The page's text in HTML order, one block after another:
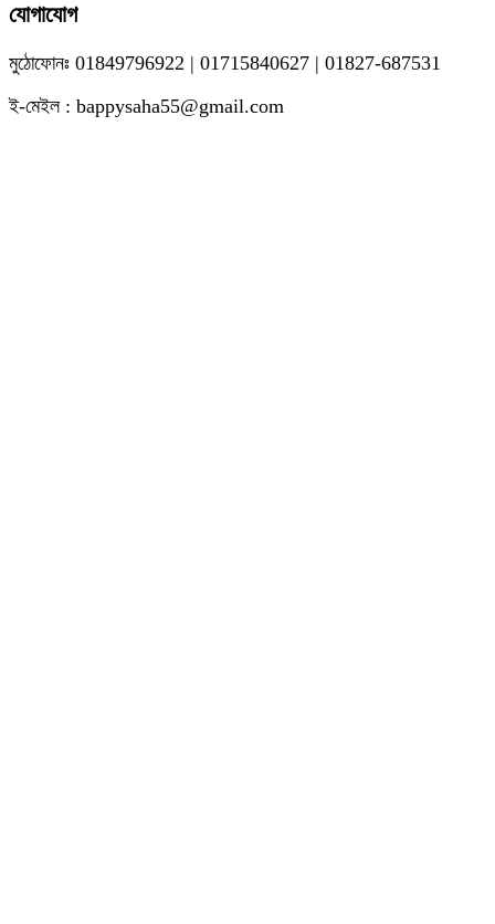
যোগাযোগ
মুঠোফোনঃ 01849796922 | 01715840627 | 01827-687531
ই-মেইল : bappysaha55@gmail.com